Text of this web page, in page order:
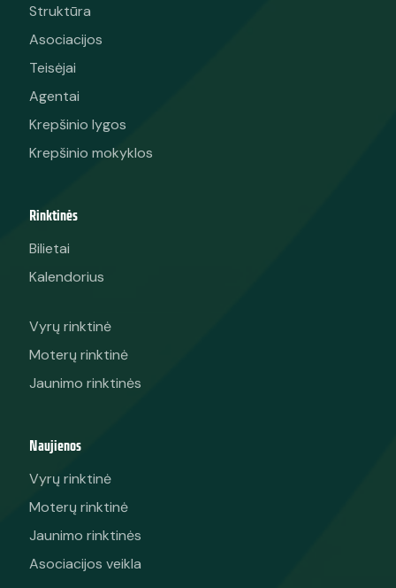
Struktūra
Asociacijos
Teisėjai
Agentai
Krepšinio lygos
Krepšinio mokyklos
Rinktinės
Bilietai
Kalendorius
Vyrų rinktinė
Moterų rinktinė
Jaunimo rinktinės
Naujienos
Vyrų rinktinė
Moterų rinktinė
Jaunimo rinktinės
Asociacijos veikla